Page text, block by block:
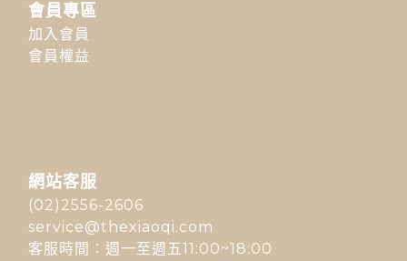
會員專區
加入會員
會員權益
網站客服
(02)2556-2606
service@thexiaoqi.com
客服時間：週一至週五11:00~18:00